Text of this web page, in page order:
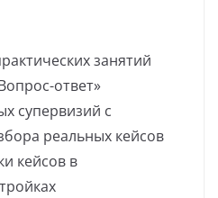
занятий
ответ»
супервизий с
реальных кейсов
кейсов в